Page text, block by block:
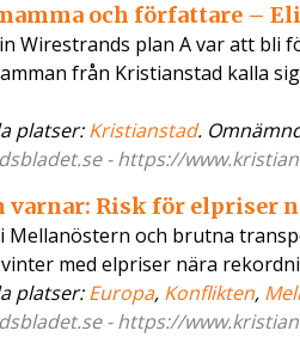
och författare –
Wirestrands plan A var att bli
från Kristianstad kalla
platser:Kristianstad.
- https://
varnar: Risk för elpriser
Mellanöstern och brutna
med elpriser nära
platser:Europa, Konflikten,
- https://